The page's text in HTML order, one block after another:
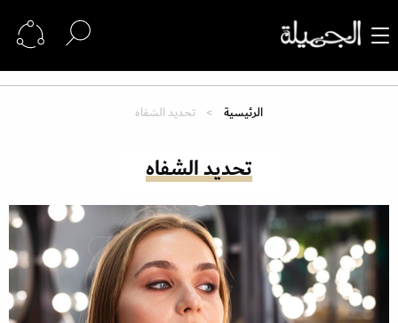
الرئيسية تحديد الشفاه
تحديد الشفاه